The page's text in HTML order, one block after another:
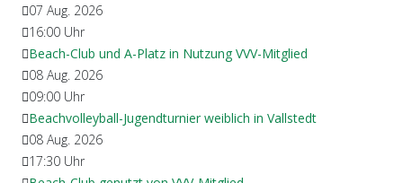
07 Aug. 2026
16:00 Uhr
Beach-Club und A-Platz in Nutzung VVV-Mitglied
08 Aug. 2026
09:00 Uhr
Beachvolleyball-Jugendturnier weiblich in Vallstedt
08 Aug. 2026
17:30 Uhr